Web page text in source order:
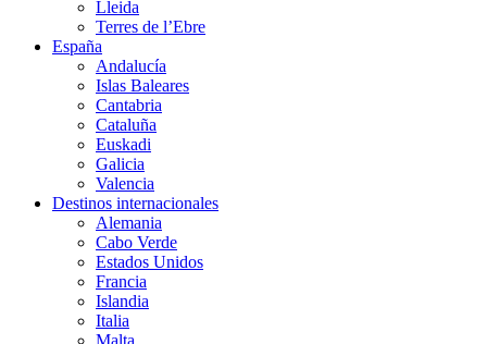
Lleida
Terres de l’Ebre
España
Andalucía
Islas Baleares
Cantabria
Cataluña
Euskadi
Galicia
Valencia
Destinos internacionales
Alemania
Cabo Verde
Estados Unidos
Francia
Islandia
Italia
Malta